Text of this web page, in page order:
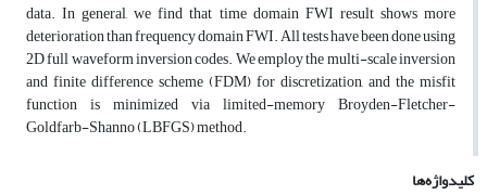
data. In general, we find that time domain FWI result shows more
deterioration than frequency domain FWI. All tests have been done using
2D full waveform inversion codes. We employ the multi-scale inversion
and finite difference scheme (FDM) for discretization, and the misfit
function is minimized via limited-memory Broyden-Fletcher-
Goldfarb-Shanno (LBFGS) method.
کلیدواژه‌ها